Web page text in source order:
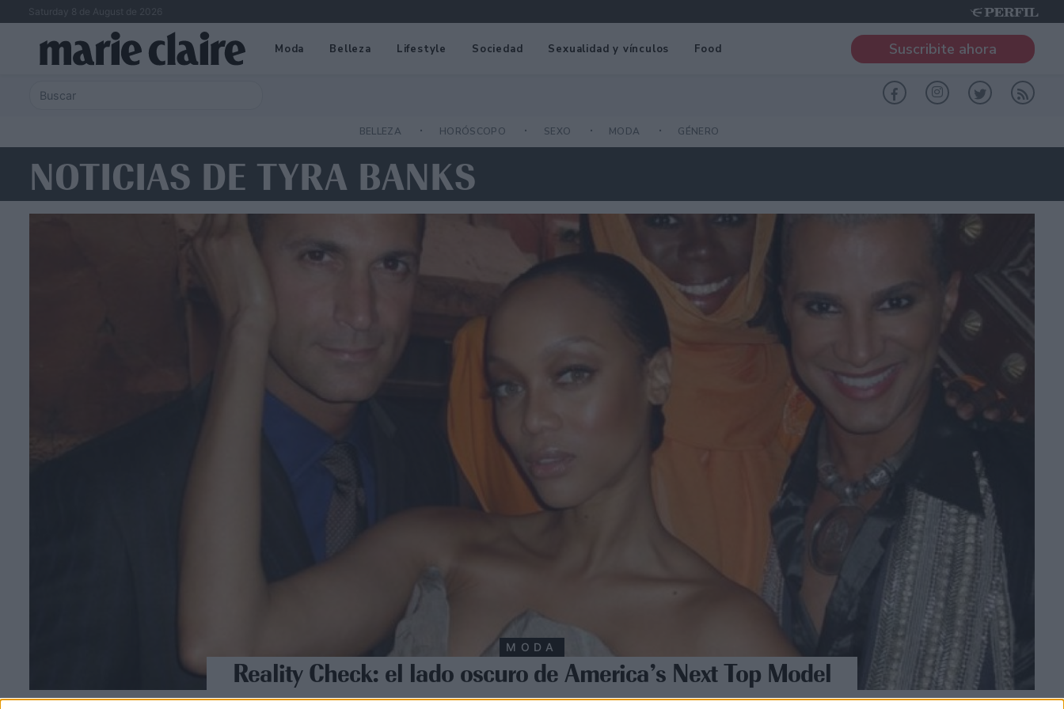
Saturday 8 de August de 2026
Moda Belleza Lifestyle Sociedad Sexualidad y vínculos Food Suscribite ahora
BELLEZA HORÓSCOPO SEXO MODA GÉNERO
NOTICIAS DE TYRA BANKS
MODA
Reality Check: el lado oscuro de America’s Next Top Model